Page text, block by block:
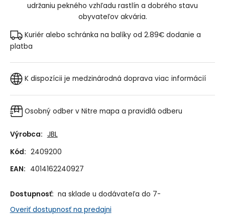
udržaniu pekného vzhľadu rastlín a dobrého stavu
obyvateľov akvária.
Kuriér alebo schránka na balíky od 2.89€ dodanie a
platba
K dispozícii je medzinárodná doprava viac informácií
Osobný odber v Nitre mapa a pravidlá odberu
Výrobca: JBL
Kód: 2409200
EAN: 4014162240927
Dostupnosť: na sklade u dodávateľa do 7-
Overiť dostupnosť na predajni